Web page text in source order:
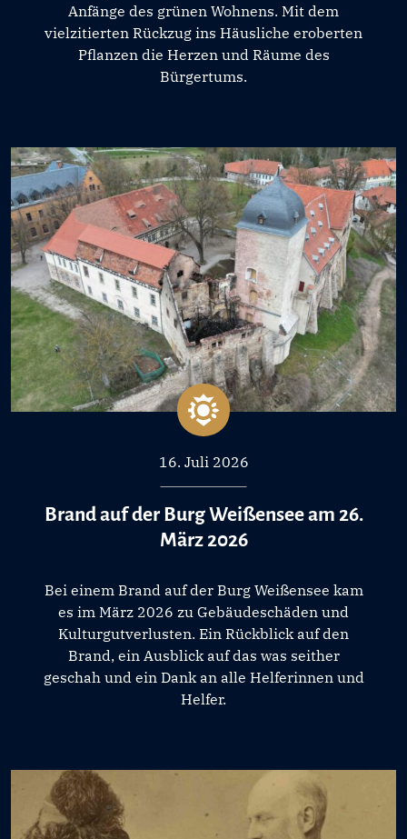
Anfänge des grünen Wohnens. Mit dem
vielzitierten Rückzug ins Häusliche eroberten
Pflanzen die Herzen und Räume des
Bürgertums.
16. Juli 2026
Brand auf der Burg Weißensee am 26.
März 2026
Bei einem Brand auf der Burg Weißensee kam
es im März 2026 zu Gebäudeschäden und
Kulturgutverlusten. Ein Rückblick auf den
Brand, ein Ausblick auf das was seither
geschah und ein Dank an alle Helferinnen und
Helfer.